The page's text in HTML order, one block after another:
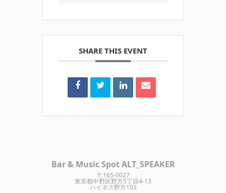
SHARE THIS EVENT
Bar & Music Spot ALT_SPEAKER
〒165-0027
東京都中野区野方5丁目4-13
ハイネス野方103